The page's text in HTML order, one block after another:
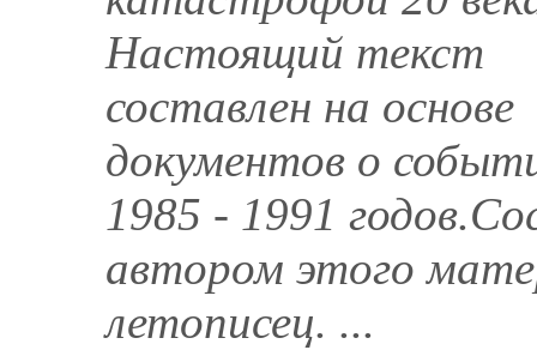
Настоящий текст
составлен на основе
документов о
1985 - 1991
автором этого
летописец. ...